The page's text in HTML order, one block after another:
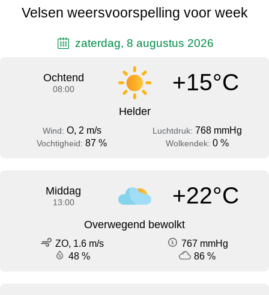
Velsen weersvoorspelling voor week
zaterdag, 8 augustus 2026
Ochtend
08:00 +15°C
Helder
Wind: O, 2 m/s Luchtdruk: 768 mmHg
Vochtigheid: 87 % Wolkendek: 0 %
Middag
13:00 +22°C
Overwegend bewolkt
ZO, 1.6 m/s
767 mmHg
48 %
86 %